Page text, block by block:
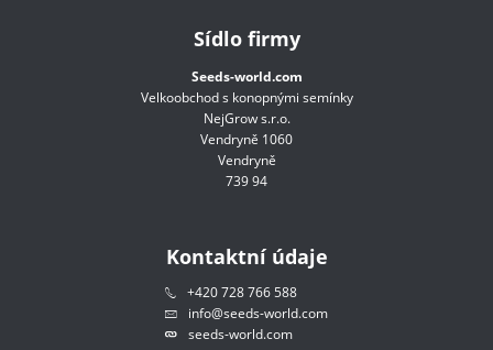
Sídlo firmy
Seeds-world.com
Velkoobchod s konopnými semínky
NejGrow s.r.o.
Vendryně 1060
Vendryně
739 94
Kontaktní údaje
+420 728 766 588
info@seeds-world.com
seeds-world.com